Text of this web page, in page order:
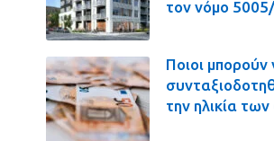
τον νόμο
Ποιοι μπορούν
την ηλικία